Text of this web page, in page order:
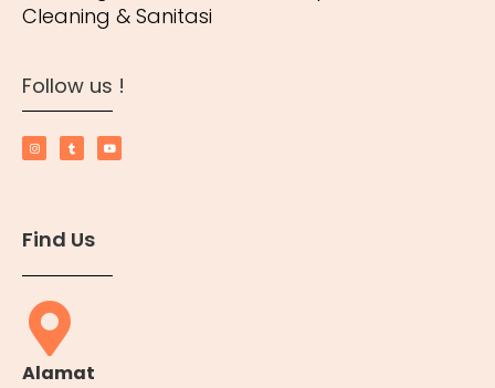
Cleaning & Sanitasi
Follow us !
Find Us
Alamat